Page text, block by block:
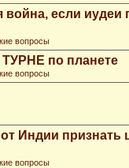
война, если иудеи
вопросы
ТУРНЕ по планете
вопросы
Индии признать
вопросы